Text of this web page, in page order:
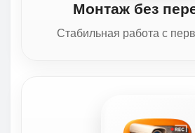
Монтаж без
Стабильная работа с